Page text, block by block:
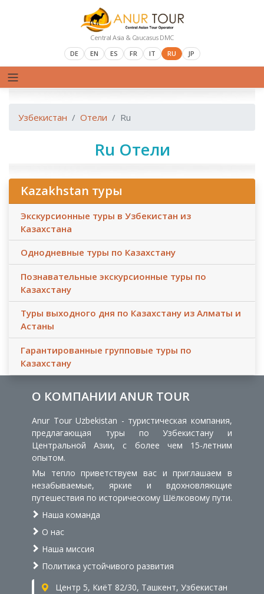
Central Asia & Caucasus DMC
DE
EN ES FR IT RU JP
Узбекистан Отели Ru
Ru Отели
Kazakhstan туры
Экскурсионные туры в Узбекистан из
Казахстана
Однодневные туры по Казахстану
Познавательные экскурсионные туры по
Казахстану
Туры выходного дня по Казахстану из Алматы и
Астаны
Гарантированные групповые туры по
Казахстану
О КОМПАНИИ ANUR TOUR
Anur Tour Uzbekistan - туристическая компания,
предлагающая туры по Узбекистану и
Центральной Азии, с более чем 15-летним
опытом.
Мы тепло приветствуем вас и приглашаем в
незабываемые, яркие и вдохновляющие
путешествия по историческому Шёлковому пути.
Наша команда
О нас
Наша миссия
Политика устойчивого развития
Центр 5, КиёТ 82/30, Ташкент, Узбекистан